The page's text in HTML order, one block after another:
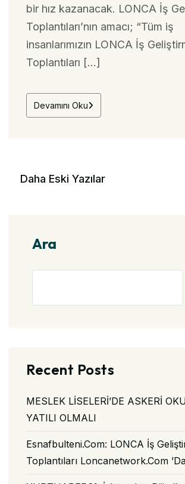
bir hız kazanacak. LONCA İş
Toplantıları’nın amacı; “Tüm iş
insanlarımızın LONCA İş
Toplantıları […]
Devamını Oku
Yazı
Daha Eski Yazılar
Ara
Recent Posts
MESLEK LİSELERİ’DE ASKERİ
YATILI OLMALI
Esnafbulteni.com: LONCA İş
Toplantıları Loncanetwork.com